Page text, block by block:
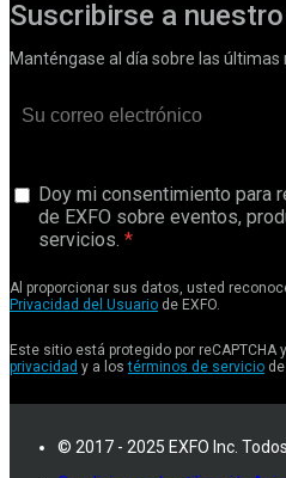
Suscribirse a
Manténgase al día sobre las últimas
Doy mi consentimiento para
de EXFO sobre eventos,
servicios.
Al proporcionar sus datos, usted
Privacidad del Usuario de EXFO.
Este sitio está protegido por reCAPTCHA
privacidad y a lostérminos de servicio
© 2017 - 2025 EXFO Inc.